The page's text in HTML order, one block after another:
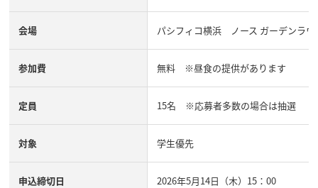
会場 パシフィコ横浜 ノース ガーデンラ
参加費 無料 ※昼食の提供があります
定員 15名 ※応募者多数の場合は抽選
対象 学生優先
申込締切日
2026年5月14日（木）15：00